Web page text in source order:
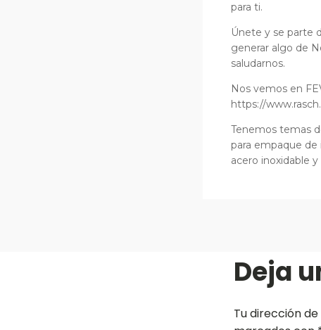
para ti.
Únete y se parte
generar algo de
saludarnos.
Nos vemos en
https://
Tenemos temas
para empaque
acero inoxidable
Deja
Tu dirección